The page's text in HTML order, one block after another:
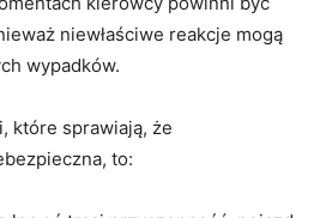
⁣niewłaściwe reakcje mogą
wypadków.
które sprawiają, że
to: